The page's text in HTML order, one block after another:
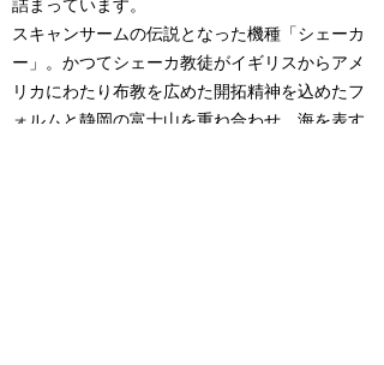
詰まっています。
スキャンサームの伝説となった機種「シェーカ
ー」。かつてシェーカ教徒がイギリスからアメ
リカにわたり布教を広めた開拓精神を込めたフ
ォルムと静岡の富士山を重ね合わせ、海を表す